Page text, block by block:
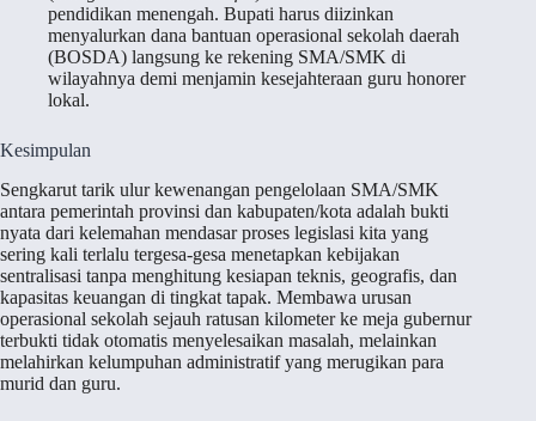
pendidikan menengah. Bupati harus diizinkan
menyalurkan dana bantuan operasional sekolah daerah
(BOSDA) langsung ke rekening SMA/SMK di
wilayahnya demi menjamin kesejahteraan guru honorer
lokal.
Kesimpulan
Sengkarut tarik ulur kewenangan pengelolaan SMA/SMK
antara pemerintah provinsi dan kabupaten/kota adalah bukti
nyata dari kelemahan mendasar proses legislasi kita yang
sering kali terlalu tergesa-gesa menetapkan kebijakan
sentralisasi tanpa menghitung kesiapan teknis, geografis, dan
kapasitas keuangan di tingkat tapak. Membawa urusan
operasional sekolah sejauh ratusan kilometer ke meja gubernur
terbukti tidak otomatis menyelesaikan masalah, melainkan
melahirkan kelumpuhan administratif yang merugikan para
murid dan guru.